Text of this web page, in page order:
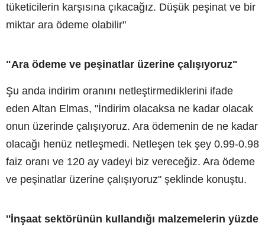
tüketicilerin karşısına çıkacağız. Düşük peşinat ve bir
miktar ara ödeme olabilir"
"Ara ödeme ve peşinatlar üzerine çalışıyoruz"
Şu anda indirim oranını netleştirmediklerini ifade
eden Altan Elmas, "İndirim olacaksa ne kadar olacak
onun üzerinde çalışıyoruz. Ara ödemenin de ne kadar
olacağı henüz netleşmedi. Netleşen tek şey 0.99-0.98
faiz oranı ve 120 ay vadeyi biz vereceğiz. Ara ödeme
ve peşinatlar üzerine çalışıyoruz" şeklinde konuştu.
''İnşaat sektörünün kullandığı malzemelerin yüzde